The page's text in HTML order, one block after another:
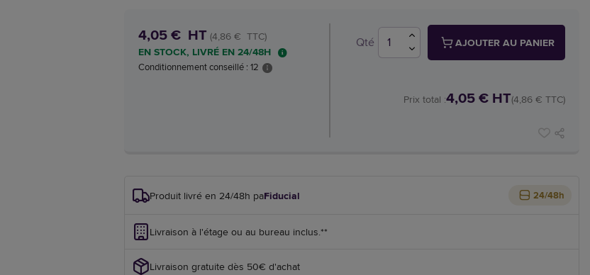
4,05 € HT (4,86 € TTC)
EN STOCK, LIVRÉ EN 24/48H
Conditionnement conseillé : 12
Qté AJOUTER AU PANIER
Prix total :4,05 € HT(4,86 € TTC)
Produit livré en 24/48h parFiducial 24/48h
Livraison à l'étage ou au bureau inclus.**
Livraison gratuite dès 50€ d'achat